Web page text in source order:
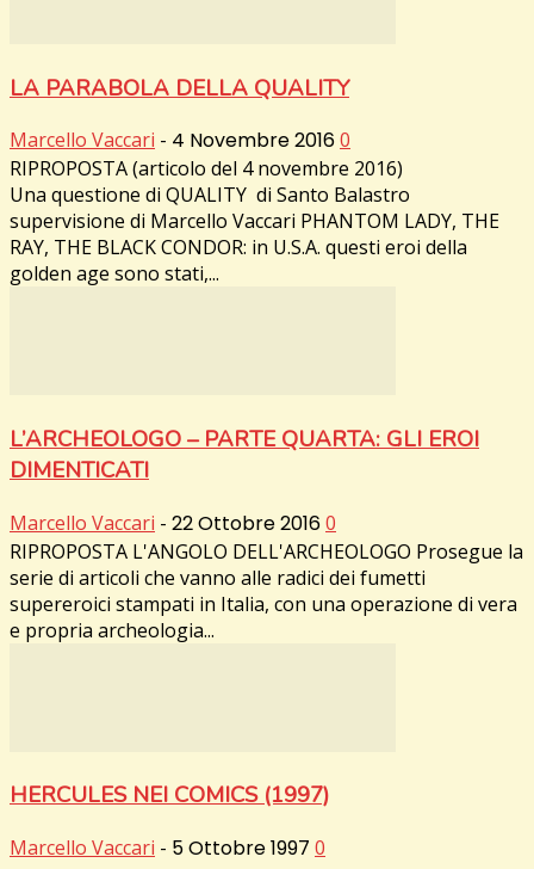
LA PARABOLA DELLA QUALITY
Marcello Vaccari - 4 Novembre 20160
RIPROPOSTA (articolo del 4 novembre 2016)
Una questione di QUALITY di Santo Balastro
supervisione di Marcello Vaccari PHANTOM LADY, THE
RAY, THE BLACK CONDOR: in U.S.A. questi eroi della
golden age sono stati,...
L’ARCHEOLOGO – PARTE QUARTA: GLI EROI
DIMENTICATI
Marcello Vaccari - 22 Ottobre 20160
RIPROPOSTA L'ANGOLO DELL'ARCHEOLOGO Prosegue la
serie di articoli che vanno alle radici dei fumetti
supereroici stampati in Italia, con una operazione di vera
e propria archeologia...
HERCULES NEI COMICS (1997)
Marcello Vaccari - 5 Ottobre 1997 0